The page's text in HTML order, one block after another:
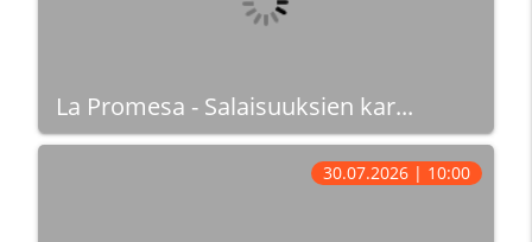
La Promesa - Salaisuuksien kar...
30.07.2026 | 10:00